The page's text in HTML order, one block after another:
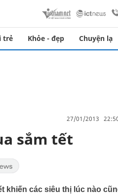
trẻ Khỏe - đẹp Chuyện lạ
27/01/2013
sắm tết
khiến các siêu thị lúc nào